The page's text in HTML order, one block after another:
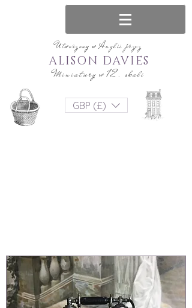
Utworzony w Anglii przez
Miniatury w 12. skali
ALISON DAVIES
GBP (£)